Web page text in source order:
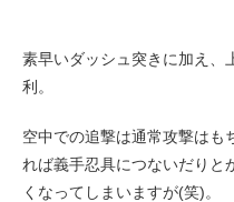
素早いダッシュ突きに加え、
利。
空中での追撃は通常攻撃はも
れば義手忍具につないだりと
くなってしまいますが(笑)。